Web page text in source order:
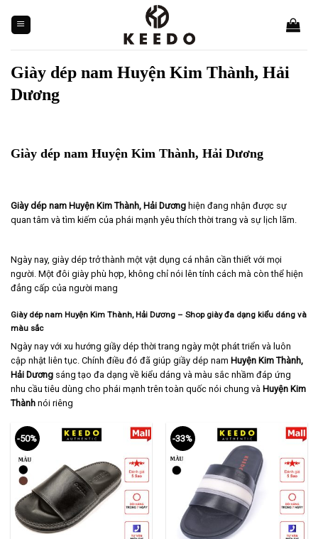
content
Giày dép nam Huyện Kim Thành, Hải
Dương
Giày dép nam Huyện Kim Thành, Hải Dương
Giày dép nam Huyện Kim Thành, Hải Dương hiện đang nhận được sự
quan tâm và tìm kiếm của phái mạnh yêu thích thời trang và sự lịch lãm.
Ngày nay, giày dép trở thành một vật dụng cá nhân cần thiết với mọi
người. Một đôi giày phù hợp, không chỉ nói lên tính cách mà còn thể hiện
đẳng cấp của người mang
Giày dép nam Huyện Kim Thành, Hải Dương – Shop giày đa dạng kiểu dáng và
màu sắc
Ngày nay với xu hướng giầy dép thời trang ngày một phát triển và luôn
cập nhật liên tục. Chính điều đó đã giúp giầy dép nam Huyện Kim Thành,
Hải Dương sáng tạo đa dạng về kiểu dáng và màu sắc nhầm đáp ứng
nhu cầu tiêu dùng cho phái mạnh trên toàn quốc nói chung và Huyện Kim
Thành nói riêng
-50% -33%